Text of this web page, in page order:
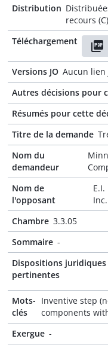
Distribution
recours (C)
Téléchargement
Versions JO Aucun lien
Autres décisions pour
Résumés pour cette
Titre de la demande
Nom du
demandeur
Nom de
l'opposant
Inc.
Chambre 3.3.05
Sommaire -
Dispositions juridiques
pertinentes
Mots-
clés
Inventive step
components
Exergue -